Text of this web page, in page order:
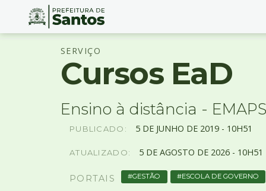
Ir
Conteúdo
SERVIÇO
Cursos EaD
Ensino à distância - EMAPS
PUBLICADO: 5 DE JUNHO DE 2019 - 10H51
ATUALIZADO: 5 DEAGOSTO DE 2026 - 10H51
PORTAIS GESTÃO ESCOLA DE GOVERNO